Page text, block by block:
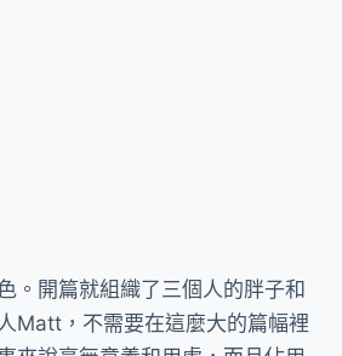
。開篇就組織了三個人的胖子和
Matt，不需要在這麼大的篇幅裡